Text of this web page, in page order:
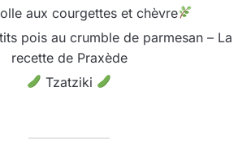
aux courgettes et chèvre
pois au crumble de parmesan – La
recette de Praxède
Tzatziki